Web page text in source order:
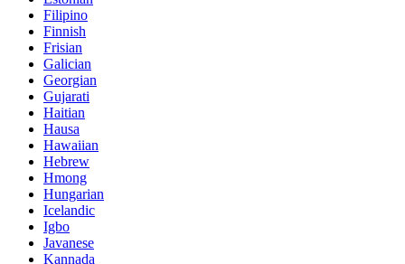
Filipino
Finnish
Frisian
Galician
Georgian
Gujarati
Haitian
Hausa
Hawaiian
Hebrew
Hmong
Hungarian
Icelandic
Igbo
Javanese
Kannada